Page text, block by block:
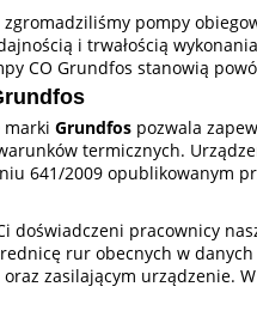
pompy
i trwałością
CO Grundfos stanowią
marki Grundfos pozwala
termicznych.
641/2009 opublikowanym
doświadczeni pracownicy
rur obecnych w
zasilającym urządzenie.